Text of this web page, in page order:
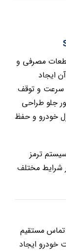
مصرفی و
و توقف
طراحی
خودرو و حفظ
ترمز
مختلف
مستقیم
ایجاد